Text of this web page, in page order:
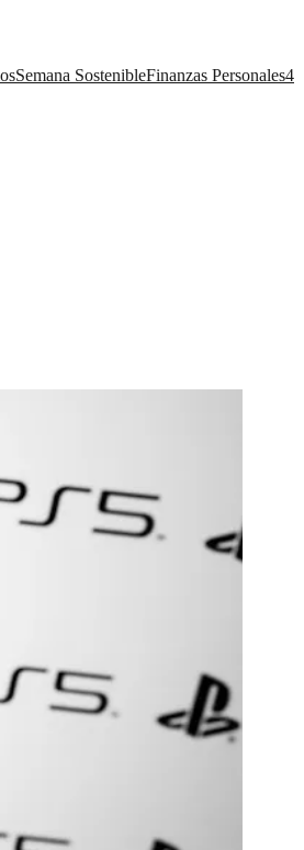
Semana SostenibleFinanzas Personales4